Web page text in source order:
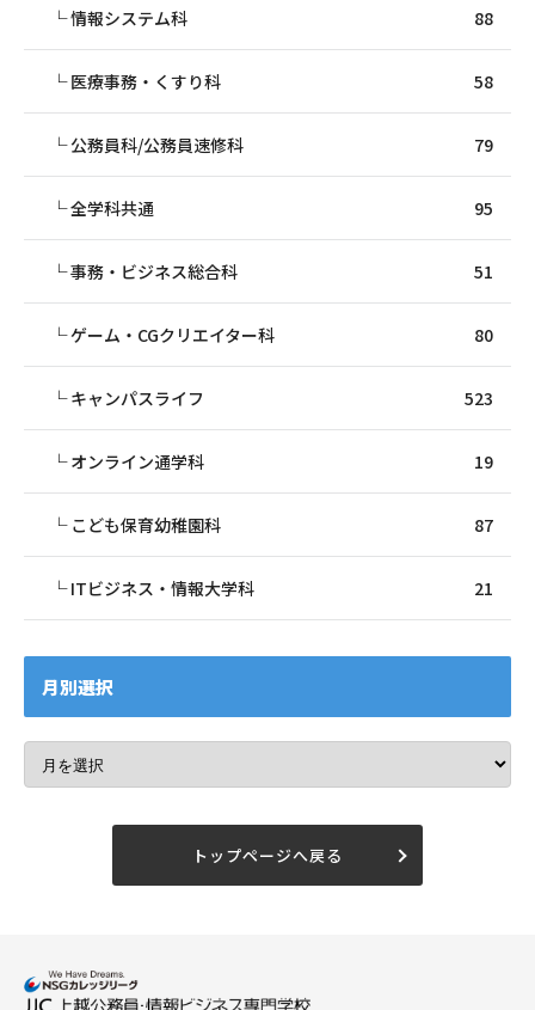
情報システム科 88
医療事務・くすり科 58
公務員科/公務員速修科 79
全学科共通 95
事務・ビジネス総合科 51
ゲーム・CGクリエイター科 80
キャンパスライフ 523
オンライン通学科 19
こども保育幼稚園科 87
ITビジネス・情報大学科 21
月別選択
トップページへ戻る